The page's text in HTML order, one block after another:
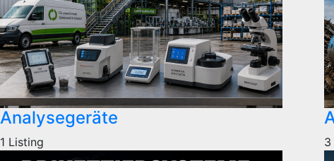
Analysegeräte
1 Listing 3